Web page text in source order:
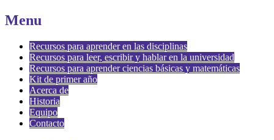
Menu
Recursos para aprender en las disciplinas
Recursos para leer, escribir y hablar en la universidad
Recursos para aprender ciencias básicas y matemáticas
Kit de primer año
Acerca de
Historia
Equipo
Contacto